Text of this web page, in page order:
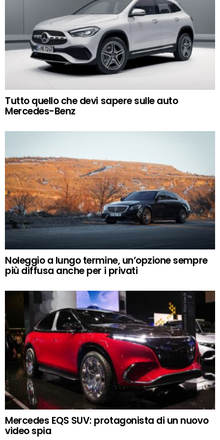
Tutto quello che devi sapere sulle auto
Mercedes-Benz
Noleggio a lungo termine, un’opzione sempre
più diffusa anche per i privati
Mercedes EQS SUV: protagonista di un nuovo
video spia